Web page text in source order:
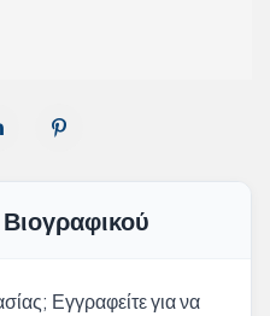
Εγγραφείτε για να